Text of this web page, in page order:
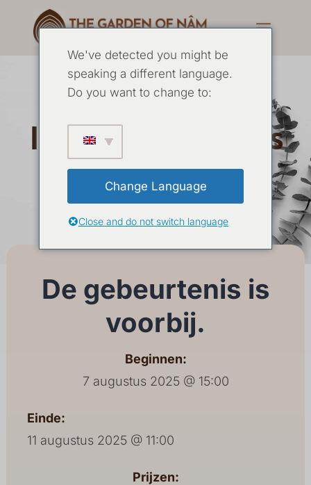
5 Daagse Yoga
Intensive 7 augustus
2025
07 AUGUSTUS-11 AUGUSTUS 2025
De gebeurtenis is
voorbij.
Beginnen:
7 augustus 2025 @ 15:00
Einde:
11 augustus 2025 @ 11:00
Prijzen:
We've detected you might be
speaking a different language.
Do you want to change to:
Change Language
Close and do not switch language